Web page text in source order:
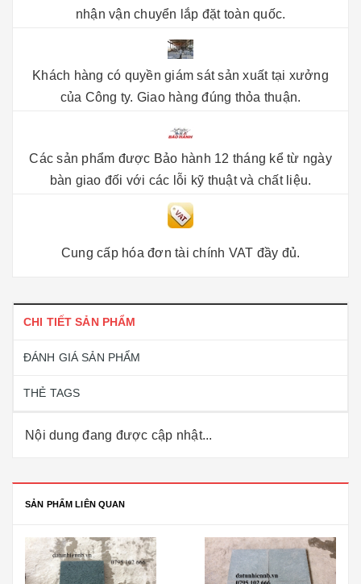
nhận vận chuyển lắp đặt toàn quốc.
Khách hàng có quyền giám sát sản xuất tại xưởng
của Công ty. Giao hàng đúng thỏa thuận.
Các sản phẩm được Bảo hành 12 tháng kể từ ngày
bàn giao đối với các lỗi kỹ thuật và chất liệu.
Cung cấp hóa đơn tài chính VAT đầy đủ.
CHI TIẾT SẢN PHẨM
ĐÁNH GIÁ SẢN PHẨM
THẺ TAGS
Nội dung đang được cập nhật...
SẢN PHẨM LIÊN QUAN